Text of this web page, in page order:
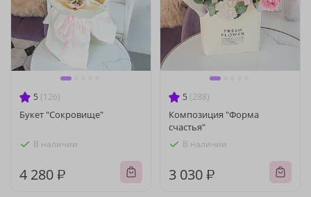
5 (126)
Букет "Сокровище"
В наличии
4 280 ₽
5 (288)
Композиция "Форма
счастья"
В наличии
3 030 ₽